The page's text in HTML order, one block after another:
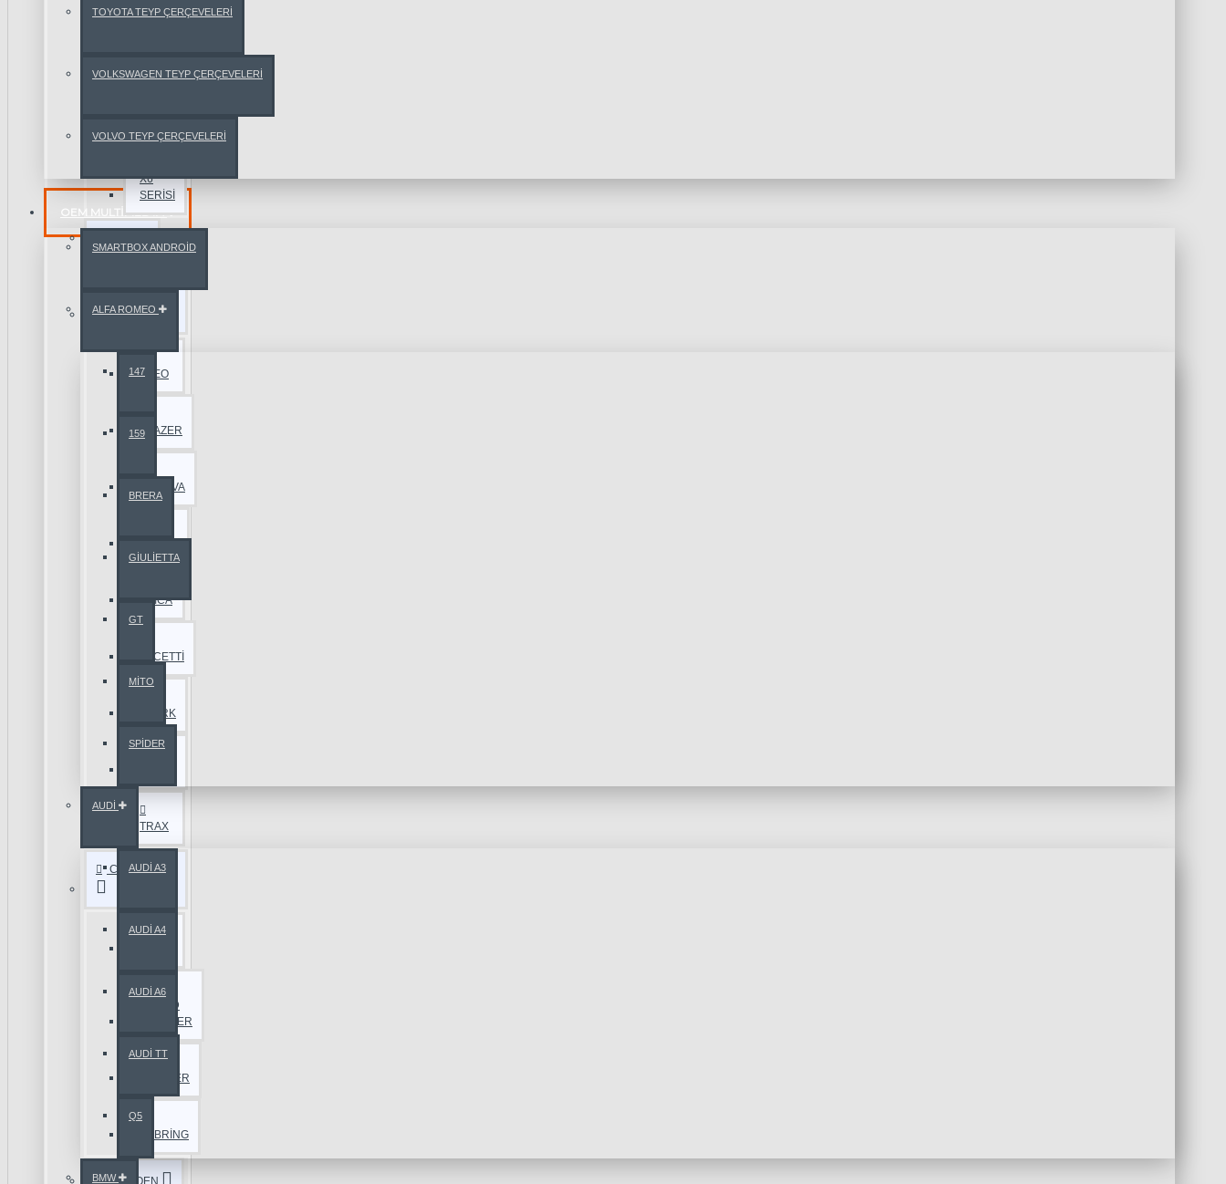
TOYOTA TEYP ÇERÇEVELERİ
VOLKSWAGEN TEYP ÇERÇEVELERİ
VOLVO TEYP ÇERÇEVELERİ
OEM MULTIMEDYA
SMARTBOX ANDROİD
ALFA ROMEO
147
159
BRERA
GİULİETTA
GT
MİTO
SPİDER
AUDİ
AUDİ A3
AUDİ A4
AUDİ A6
AUDİ TT
Q5
BMW
SERİSİ
BMW
X6
SERİSİ
AVEO
BLAZER
CAPTİVA
EPİCA
LACETTİ
SPARK
TRAX
CHRYSLER
300
GRAND
VOYAGER
PT
CRUISER
SEBRİNG
CİTROEN